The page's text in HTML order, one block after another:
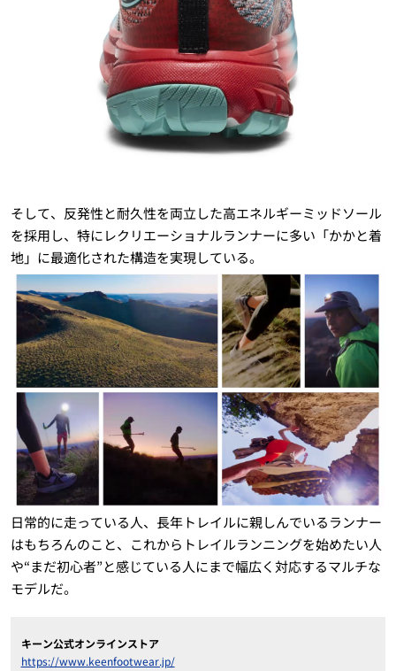
そして、反発性と耐久性を両立した高エネルギーミッドソール
を採用し、特にレクリエーショナルランナーに多い「かかと着
地」に最適化された構造を実現している。
日常的に走っている人、長年トレイルに親しんでいるランナー
はもちろんのこと、これからトレイルランニングを始めたい人
や“まだ初心者”と感じている人にまで幅広く対応するマルチな
モデルだ。
キーン公式オンラインストア
https://www.keenfootwear.jp/